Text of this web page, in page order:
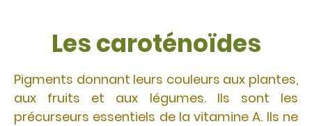
Les caroténoïdes
Pigments donnant leurs couleurs aux plantes,
aux fruits et aux légumes. Ils sont les
précurseurs essentiels de la vitamine A. Ils ne